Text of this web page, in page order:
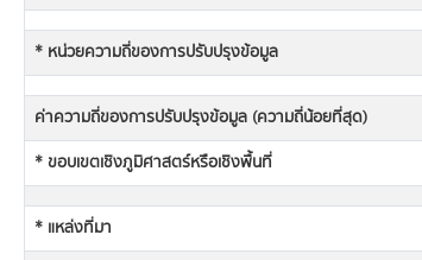
* หน่วยความถี่ของการปรับปรุงข้อมูล
ค่าความถี่ของการปรับปรุงข้อมูล (ความถี่น้อยที่สุด)
* ขอบเขตเชิงภูมิศาสตร์หรือเชิงพื้นที่
* แหล่งที่มา